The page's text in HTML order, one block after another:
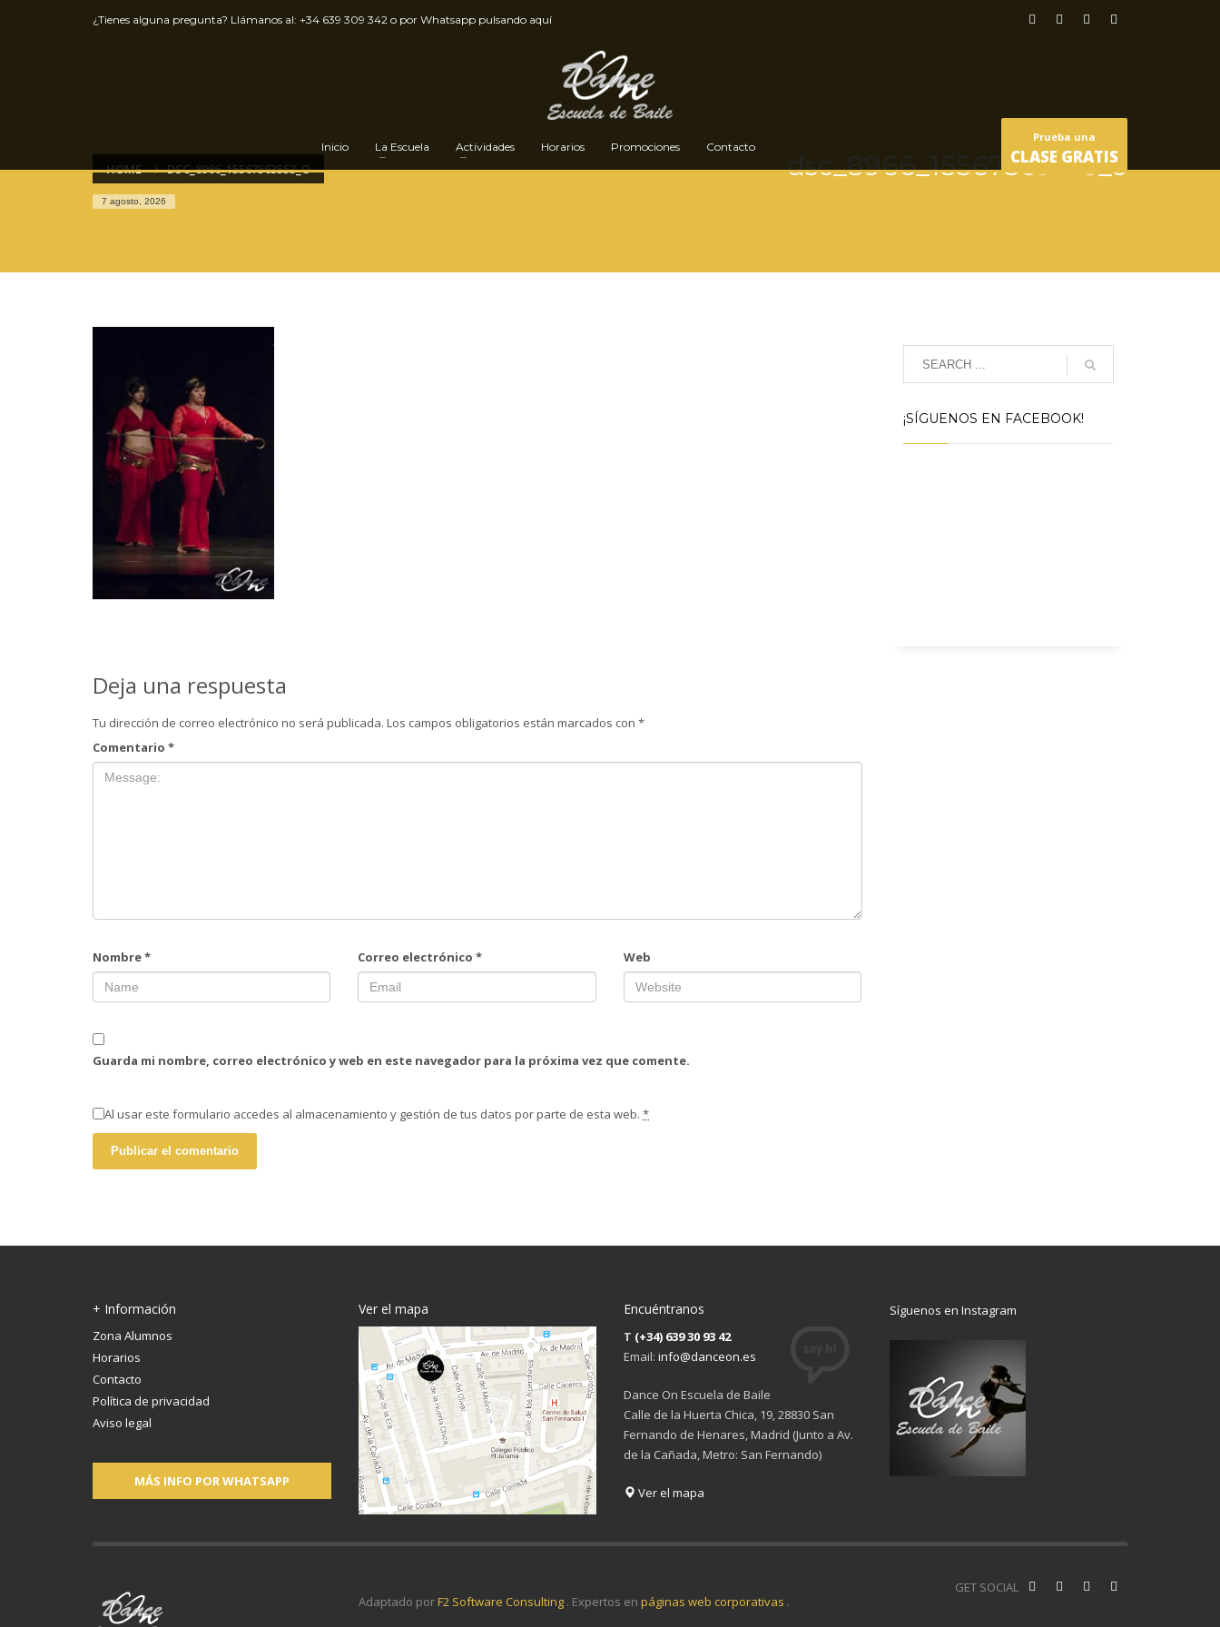
¿Tienes alguna pregunta? Llámanos al: +34 639 309 342 o por Whatsapp pulsando aquí
Inicio La Escuela Actividades Horarios Promociones Contacto
Prueba una
CLASE GRATIS
HOME DSC_8966_15567563553_O
7 agosto, 2026
dsc_8966_15567563553_o
Deja una respuesta
Tu dirección de correo electrónico no será publicada. Los campos obligatorios están marcados con *
Comentario *
Nombre* Correo electrónico* Web
Guarda mi nombre, correo electrónico y web en este navegador para la próxima vez que comente.
Al usar este formulario accedes al almacenamiento y gestión de tus datos por parte de esta web. *
¡SÍGUENOS EN FACEBOOK!
+ Información
Zona Alumnos
Horarios
Contacto
Política de privacidad
Aviso legal
MÁS INFO POR WHATSAPP
Ver el mapa Encuéntranos
T (+34) 639 30 93 42
Email: info@danceon.es
Dance On Escuela de Baile
Calle de la Huerta Chica, 19, 28830 San
Fernando de Henares, Madrid (Junto a Av.
de la Cañada, Metro: San Fernando)
Ver el mapa
Síguenos en Instagram
GET SOCIAL
Adaptado porF2 Software Consulting . Expertos en páginas web corporativas .